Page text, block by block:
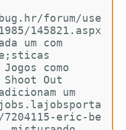
forum/use
145821.aspx
um com
como
Shoot Out
um
eric-be